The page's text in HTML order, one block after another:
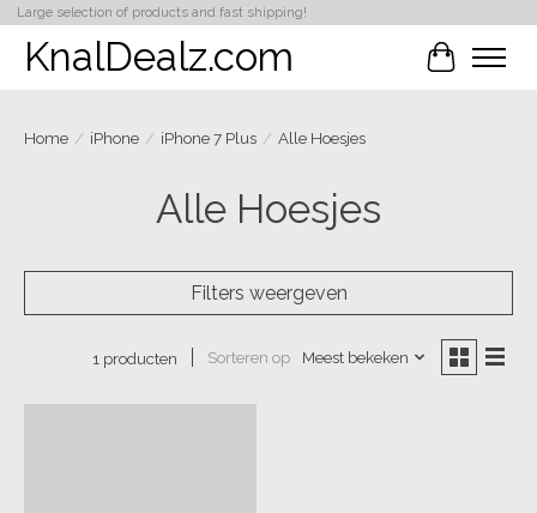
Large selection of products and fast shipping!
KnalDealz.com
Home / iPhone / iPhone 7 Plus / Alle Hoesjes
Alle Hoesjes
Filters weergeven
1 producten Sorteren op Meest bekeken